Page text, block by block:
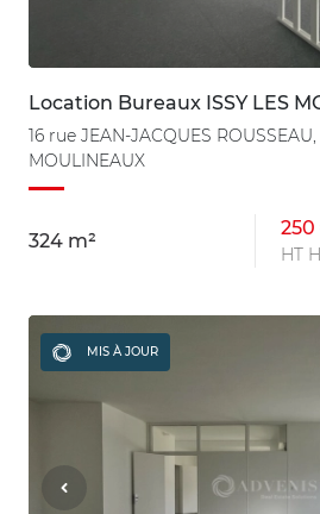
Location Bureaux ISSY LES
16 rue JEAN-JACQUES ROUSSEAU,
MOULINEAUX
324 m²
HT
MIS À JOUR